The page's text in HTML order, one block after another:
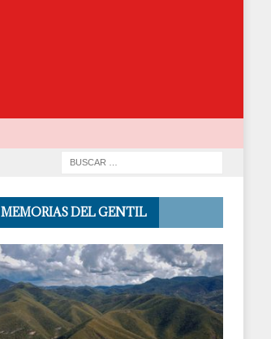
MEMORIAS DEL GENTIL